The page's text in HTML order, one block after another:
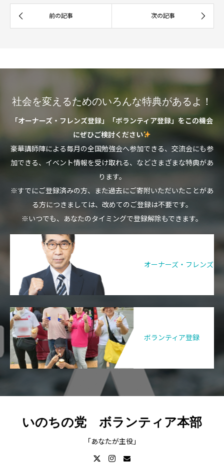
社会を変えるためのいろんな特典があるよ！
「オーナーズ・フレンズ登録」「ボランティア登録」をこの機会
にぜひご検討ください
豪華講師陣による毎月の全国勉強会へ参加できる、交流会にも参
加できる、イベント情報を受け取れる、などさまざまな特典があ
ります。
※すでにご登録済みの方、また過去にご寄附いただいたことがあ
る方につきましては、改めてのご登録は不要です。
※いつでも、あなたのタイミングで登録解除もできます。
オーナーズ・フレンズ
ボランティア登録
いのちの党 ボランティア本部
「あなたが主役」